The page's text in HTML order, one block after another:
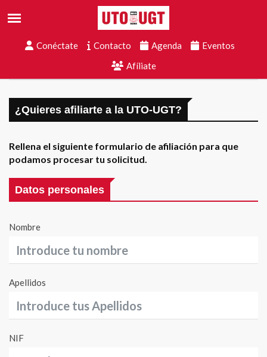
Conéctate Contacto Agenda
Eventos
Afíliate
¿Quieres afiliarte a la UTO-UGT?
Rellena el siguiente formulario de afiliación para que
podamos procesar tu solicitud.
Datos personales
Nombre
Apellidos
NIF